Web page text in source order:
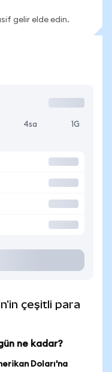
gelir elde edin.
4sa 1G
çeşitli para
ne kadar?
Doları'na